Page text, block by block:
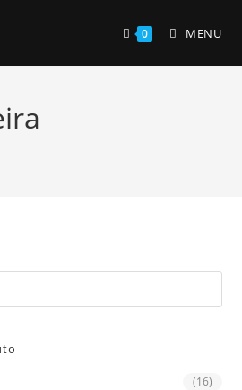
0 MENU
(16)